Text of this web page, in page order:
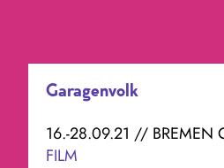
Garagenvolk
16.-28.09.21 // BREMEN
FILM